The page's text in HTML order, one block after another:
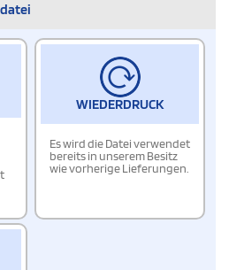
WIEDERDRUCK
Es wird die Datei verwendet
bereits in unserem Besitz
wie vorherige Lieferungen.